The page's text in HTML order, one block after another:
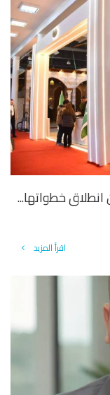
خطواتها...
اقرأ المزيد